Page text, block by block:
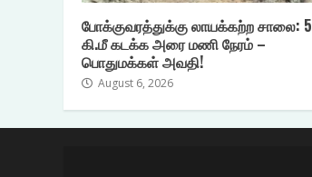
போக்குவரத்துக்கு லாயக்கற்ற சாலை: 5
கி.மீ கடக்க அரை மணி நேரம் –
பொதுமக்கள் அவதி!
August 6, 2026